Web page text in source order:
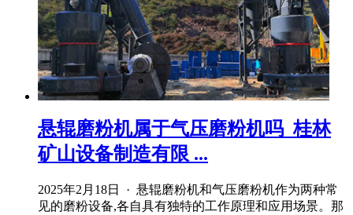
悬辊磨粉机属于气压磨粉机吗_桂林
矿山设备制造有限 ...
2025年2月18日 · 悬辊磨粉机和气压磨粉机作为两种常
见的磨粉设备,各自具有独特的工作原理和应用场景。那